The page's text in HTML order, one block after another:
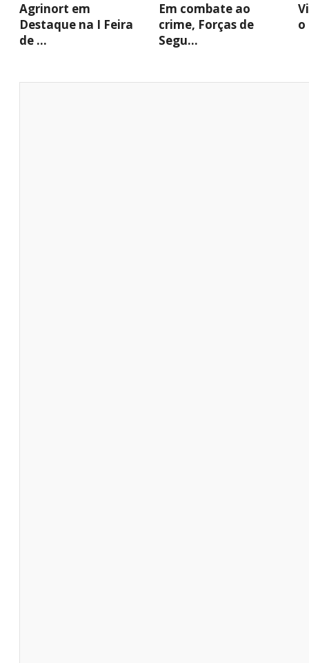
Agrinort em
Destaque na I Feira
de ...
Em combate ao
crime, Forças de
Segu...
o